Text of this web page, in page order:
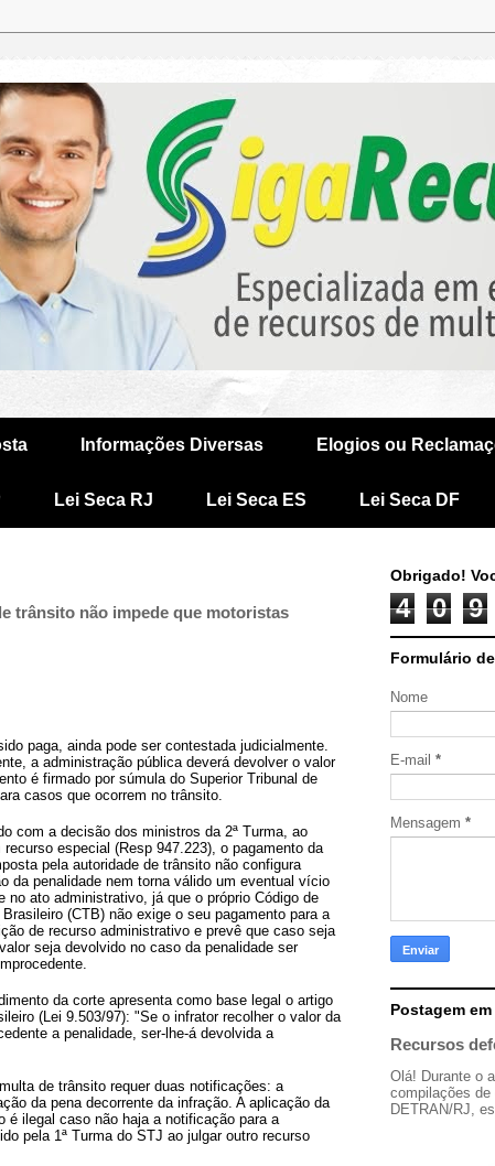
Informações Diversas Elogios ou
Lei Seca RJ Lei Seca ES Lei Seca DF
trânsito não impede que motoristas
paga, ainda pode ser contestada judicialmente.
a administração pública deverá devolver o valor
é firmado por súmula do Superior Tribunal de
casos que ocorrem no trânsito.
com a decisão dos ministros da 2ª Turma, ao
recurso especial (Resp 947.223), o pagamento da
pela autoridade de trânsito não configura
da penalidade nem torna válido um eventual vício
no ato administrativo, já que o próprio Código de
(CTB) não exige o seu pagamento para a
de recurso administrativo e prevê que caso seja
seja devolvido no caso da penalidade ser
da corte apresenta como base legal o artigo
(Lei 9.503/97): "Se o infrator recolher o valor da
a penalidade, ser-lhe-á devolvida a
de trânsito requer duas notificações: a
da pena decorrente da infração. A aplicação da
é ilegal caso não haja a notificação para a
pela 1ª Turma do STJ ao julgar outro recurso
Obrigado!
4 0 9
Formulário
Nome
E-mail *
Mensagem *
Postagem
Recursos
Olá! Durante o
compilações
DETRAN/RJ,